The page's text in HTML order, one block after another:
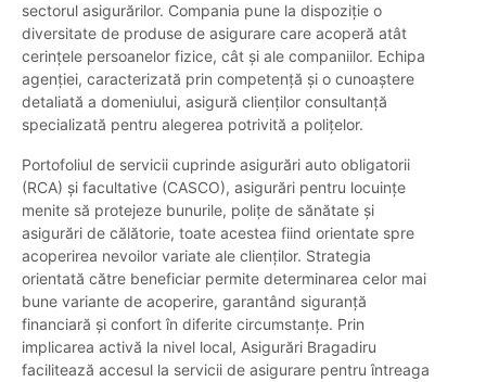
sectorul asigurărilor. Compania pune la dispoziție o
diversitate de produse de asigurare care acoperă atât
cerințele persoanelor fizice, cât și ale companiilor. Echipa
agenției, caracterizată prin competență și o cunoaștere
detaliată a domeniului, asigură clienților consultanță
specializată pentru alegerea potrivită a polițelor.
Portofoliul de servicii cuprinde asigurări auto obligatorii
(RCA) și facultative (CASCO), asigurări pentru locuințe
menite să protejeze bunurile, polițe de sănătate și
asigurări de călătorie, toate acestea fiind orientate spre
acoperirea nevoilor variate ale clienților. Strategia
orientată către beneficiar permite determinarea celor mai
bune variante de acoperire, garantând siguranță
financiară și confort în diferite circumstanțe. Prin
implicarea activă la nivel local, Asigurări Bragadiru
facilitează accesul la servicii de asigurare pentru întreaga